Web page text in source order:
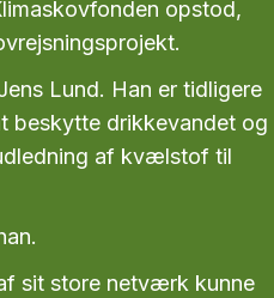
opstod,
Lund. Han er tidligere
beskytte drikkevandet og
af kvælstof til
sit store netværk kunne